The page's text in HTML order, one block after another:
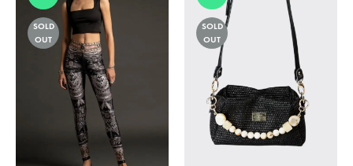
SOLD
OUT
SOLD
OUT